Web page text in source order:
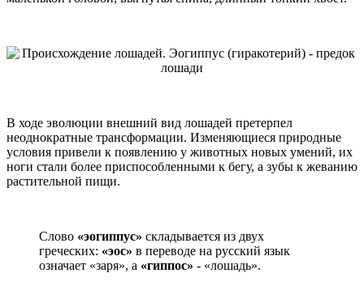
В ходе эволюции внешний вид лошадей претерпел
неоднократные трансформации. Изменяющиеся природные
условия привели к появлению у животных новых умений, их
ноги стали более приспособленными к бегу, а зубы к жеванию
растительной пищи.
Слово «эогиппус» складывается из двух
греческих: «эос» в переводе на русский язык
означает «заря», а «гиппос» - «лошадь».